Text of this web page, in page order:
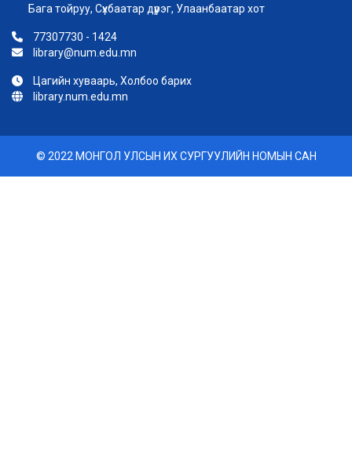
Бага тойруу, Сүхбаатар дүүрэг, Улаанбаатар хот
77307730 - 1424
library@num.edu.mn
Цагийн хуваарь, Холбоо барих
library.num.edu.mn
© 2022 МОНГОЛ УЛСЫН ИХ СУРГУУЛИЙН НОМЫН САН